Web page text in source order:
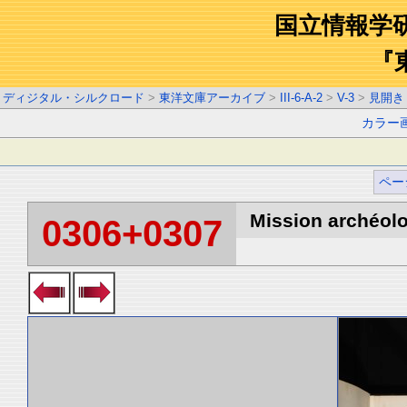
国立情報学
『
ディジタル・シルクロード > 東洋文庫アーカイブ > III-6-A-2 > V-3 > 見開き
カラー
ペー
0306+0307 Mission